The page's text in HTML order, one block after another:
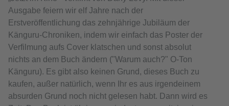
Ausgabe feiern wir elf Jahre nach der
Erstveröffentlichung das zehnjährige Jubiläum der
Känguru-Chroniken, indem wir einfach das Poster der
Verfilmung aufs Cover klatschen und sonst absolut
nichts an dem Buch ändern ("Warum auch?" O-Ton
Känguru). Es gibt also keinen Grund, dieses Buch zu
kaufen, außer natürlich, wenn Ihr es aus irgendeinem
absurden Grund noch nicht gelesen habt. Dann wird es